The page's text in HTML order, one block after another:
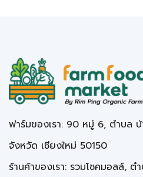
ฟาร์มของเรา: 90 หมู่ 6, ตำบล
จังหวัด เชียงใหม่ 50150
ร้านค้าของเรา: รวมโชคมอลล์,